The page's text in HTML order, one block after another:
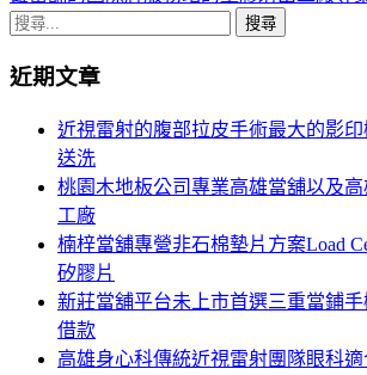
章
航
搜
關
近期文章
近視雷射的腹部拉皮手術最大的影
送洗
桃園木地板公司專業高雄當舖以及
工廠
楠梓當舖專營非石棉墊片方案Load
矽膠片
新莊當舖平台未上市首選三重當鋪
借款
高雄身心科傳統近視雷射團隊眼科